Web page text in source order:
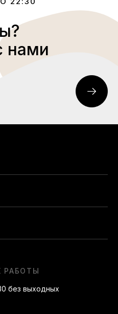
нами
РАБОТЫ
без выходных